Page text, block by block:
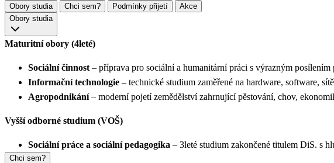
Obory studia Chci sem? Podmínky přijetí
Akce
Obory studia
Maturitní obory (4leté)
Sociální činnost – příprava pro sociální a humanitární práci s výrazným
Informační technologie – technické studium zaměřené na hardware, software,
Agropodnikání– moderní pojetí zemědělství zahrnující pěstování, chov,
Vyšší odborné studium (VOŠ)
Sociální práce a sociální pedagogika – 3leté studium zakončené titulem DiS. s
Chci sem?